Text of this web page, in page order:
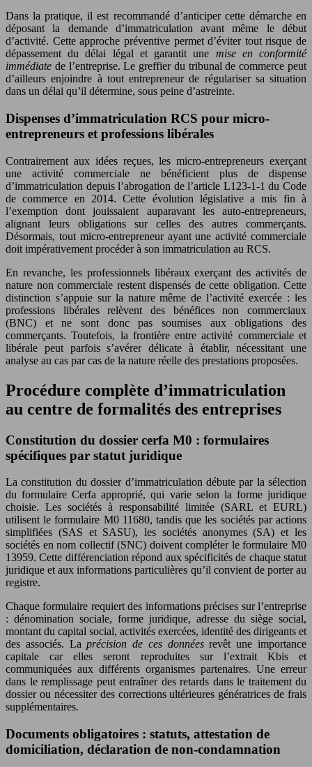
Dans la pratique, il est recommandé d’anticiper cette démarche en
déposant la demande d’immatriculation avant même le début
d’activité. Cette approche préventive permet d’éviter tout risque de
dépassement du délai légal et garantit une mise en conformité
immédiate de l’entreprise. Le greffier du tribunal de commerce peut
d’ailleurs enjoindre à tout entrepreneur de régulariser sa situation
dans un délai qu’il détermine, sous peine d’astreinte.
Dispenses d’immatriculation RCS pour micro-
entrepreneurs et professions libérales
Contrairement aux idées reçues, les micro-entrepreneurs exerçant
une activité commerciale ne bénéficient plus de dispense
d’immatriculation depuis l’abrogation de l’article L123-1-1 du Code
de commerce en 2014. Cette évolution législative a mis fin à
l’exemption dont jouissaient auparavant les auto-entrepreneurs,
alignant leurs obligations sur celles des autres commerçants.
Désormais, tout micro-entrepreneur ayant une activité commerciale
doit impérativement procéder à son immatriculation au RCS.
En revanche, les professionnels libéraux exerçant des activités de
nature non commerciale restent dispensés de cette obligation. Cette
distinction s’appuie sur la nature même de l’activité exercée : les
professions libérales relèvent des bénéfices non commerciaux
(BNC) et ne sont donc pas soumises aux obligations des
commerçants. Toutefois, la frontière entre activité commerciale et
libérale peut parfois s’avérer délicate à établir, nécessitant une
analyse au cas par cas de la nature réelle des prestations proposées.
Procédure complète d’immatriculation
au centre de formalités des entreprises
Constitution du dossier cerfa M0 : formulaires
spécifiques par statut juridique
La constitution du dossier d’immatriculation débute par la sélection
du formulaire Cerfa approprié, qui varie selon la forme juridique
choisie. Les sociétés à responsabilité limitée (SARL et EURL)
utilisent le formulaire M0 11680, tandis que les sociétés par actions
simplifiées (SAS et SASU), les sociétés anonymes (SA) et les
sociétés en nom collectif (SNC) doivent compléter le formulaire M0
13959. Cette différenciation répond aux spécificités de chaque statut
juridique et aux informations particulières qu’il convient de porter au
registre.
Chaque formulaire requiert des informations précises sur l’entreprise
: dénomination sociale, forme juridique, adresse du siège social,
montant du capital social, activités exercées, identité des dirigeants et
des associés. Laprécision de ces donnéesrevêt une importance
capitale car elles seront reproduites sur l’extrait Kbis et
communiquées aux différents organismes partenaires. Une erreur
dans le remplissage peut entraîner des retards dans le traitement du
dossier ou nécessiter des corrections ultérieures génératrices de frais
supplémentaires.
Documents obligatoires : statuts, attestation de
domiciliation, déclaration de non-condamnation